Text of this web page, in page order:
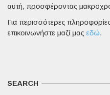
αυτή, προσφέροντας
Για περισσότερες
επικοινωνήστε μαζί μας εδώ.
SEARCH